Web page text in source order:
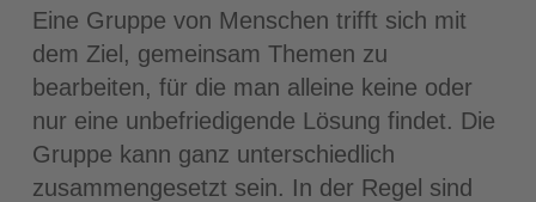
Eine Gruppe von Menschen trifft sich mit
dem Ziel, gemeinsam Themen zu
bearbeiten, für die man alleine keine oder
nur eine unbefriedigende Lösung findet. Die
Gruppe kann ganz unterschiedlich
zusammengesetzt sein. In der Regel sind